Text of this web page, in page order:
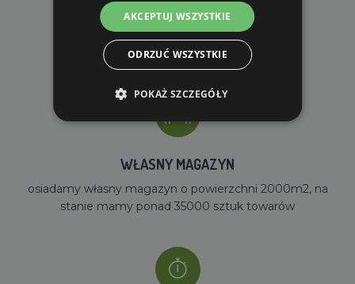
DARMOWA WYSYŁKA
dla zamówień od 690 zł z VAT
WŁASNY MAGAZYN
osiadamy własny magazyn o powierzchni 2000m2, na
stanie mamy ponad 35000 sztuk towarów
AKCEPTUJ WSZYSTKIE
ODRZUĆ WSZYSTKIE
POKAŻ SZCZEGÓŁY